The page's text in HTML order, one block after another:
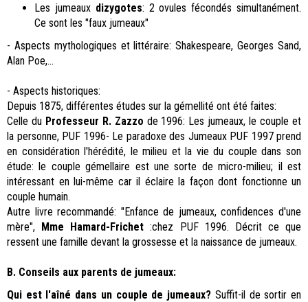
Les jumeaux dizygotes: 2 ovules fécondés simultanément.
Ce sont les "faux jumeaux"
- Aspects mythologiques et littéraire: Shakespeare, Georges Sand,
Alan Poe,...
- Aspects historiques:
Depuis 1875, différentes études sur la gémellité ont été faites:
Celle du Professeur R. Zazzo de 1996: Les jumeaux, le couple et
la personne, PUF 1996- Le paradoxe des Jumeaux PUF 1997 prend
en considération l'hérédité, le milieu et la vie du couple dans son
étude: le couple gémellaire est une sorte de micro-milieu; il est
intéressant en lui-même car il éclaire la façon dont fonctionne un
couple humain.
Autre livre recommandé: "Enfance de jumeaux, confidences d'une
mère", Mme Hamard-Frichet :chez PUF 1996. Décrit ce que
ressent une famille devant la grossesse et la naissance de jumeaux.
B. Conseils aux parents de jumeaux:
Qui est l'aîné dans un couple de jumeaux? Suffit-il de sortir en